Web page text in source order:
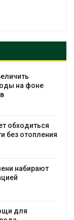
экологи
пены
ведущие
по итогам 2025
засуха и
регионов